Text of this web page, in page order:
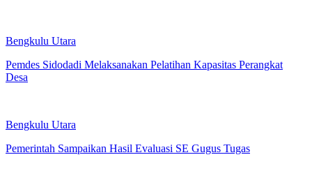
Bengkulu Utara
Pemdes Sidodadi Melaksanakan Pelatihan Kapasitas Perangkat
Desa
Bengkulu Utara
Pemerintah Sampaikan Hasil Evaluasi SE Gugus Tugas